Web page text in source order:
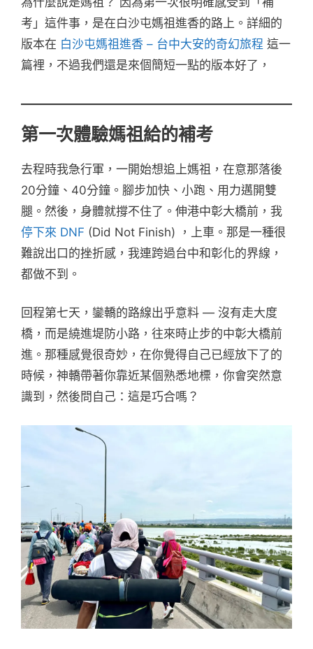
考」這件事，是在白沙屯媽祖進香的路上。詳細的
版本在 白沙屯媽祖進香 – 台中大安的奇幻旅程 這一
篇裡，不過我們還是來個簡短一點的版本好了，
第一次體驗媽祖給的補考
去程時我急行軍，一開始想追上媽祖，在意那落後
20分鐘、40分鐘。腳步加快、小跑、用力邁開雙
腿。然後，身體就撐不住了。伸港中彰大橋前，我
停下來 DNF (Did Not Finish) ，上車。那是一種很
難說出口的挫折感，我連跨過台中和彰化的界線，
都做不到。
回程第七天，鑾轎的路線出乎意料 — 沒有走大度
橋，而是繞進堤防小路，往來時止步的中彰大橋前
進。那種感覺很奇妙，在你覺得自己已經放下了的
時候，神轎帶著你靠近某個熟悉地標，你會突然意
識到，然後問自己：這是巧合嗎？